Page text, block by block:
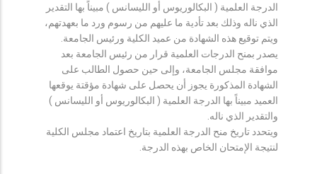
الدرجة العلمية ( البكالوريوس أو الليسانس ) مبيناً بها التقدير
الذي ناله وذلك بعد تأدية ما عليهم من رسوم ورد ما بعهدتهم،
ويتم توقيع هذه الشهادة من عميد الكلية ورئيس الجامعة.
يصدر بمنح الدرجات العلمية قرار من رئيس الجامعة بعد
موافقة مجلس الجامعة، وإلى حين حصول الطالب على
الشهادة المذكورة يجوز أن يحصل على شهادة مؤقتة يوقعها
العميد مبيناً بها الدرجة العلمية ( البكالوريوس أو الليسانس )
والتقدير الذي ناله.
ويتحدد تاريخ منح الدرجة العلمية بتاريخ اعتماد مجلس الكلية
لنتيجة الإمتحان الخاص بهذه الدرجة.